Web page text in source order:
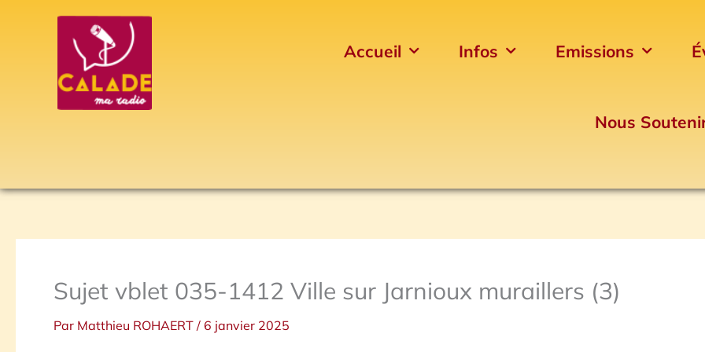
Accueil Infos Emissions
Nous
Sujet vblet 035-1412 Ville sur Jarnioux muraillers (3)
Par Matthieu ROHAERT / 6 janvier 2025